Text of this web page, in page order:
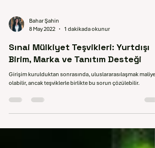
Bahar Şahin
1 dakikada okunur
Sınai Mülkiyet Teşvikleri: Yurtdışı
Birim, Marka ve Tanıtım Desteği
Girişim kurulduktan sonrasında, uluslararasılaşmak